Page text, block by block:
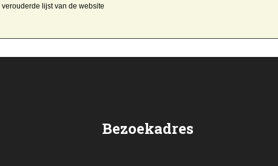
verouderde lijst van de website
Bezoekadres